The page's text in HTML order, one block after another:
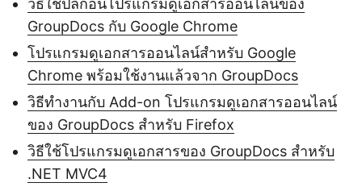
วิธีใช้ปลั๊กอินโปรแกรมดูเอกสารออนไลน์ของ
GroupDocs กับ Google Chrome
โปรแกรมดูเอกสารออนไลน์สำหรับ Google
Chrome พร้อมใช้งานแล้วจาก GroupDocs
วิธีทำงานกับ Add-on โปรแกรมดูเอกสารออนไลน์
ของ GroupDocs สำหรับ Firefox
วิธีใช้โปรแกรมดูเอกสารของ GroupDocs สำหรับ
.NET MVC4